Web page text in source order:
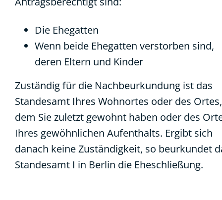
Die Ehegatten
Wenn beide Ehegatten verstorben sind,
deren Eltern und Kinder
Zuständig für die Nachbeurkundung ist das
Standesamt Ihres Wohnortes oder des
dem Sie zuletzt gewohnt haben oder des
Ihres gewöhnlichen Aufenthalts. Ergibt sich
danach keine Zuständigkeit, so beurkundet
Standesamt I in Berlin die Eheschließung.